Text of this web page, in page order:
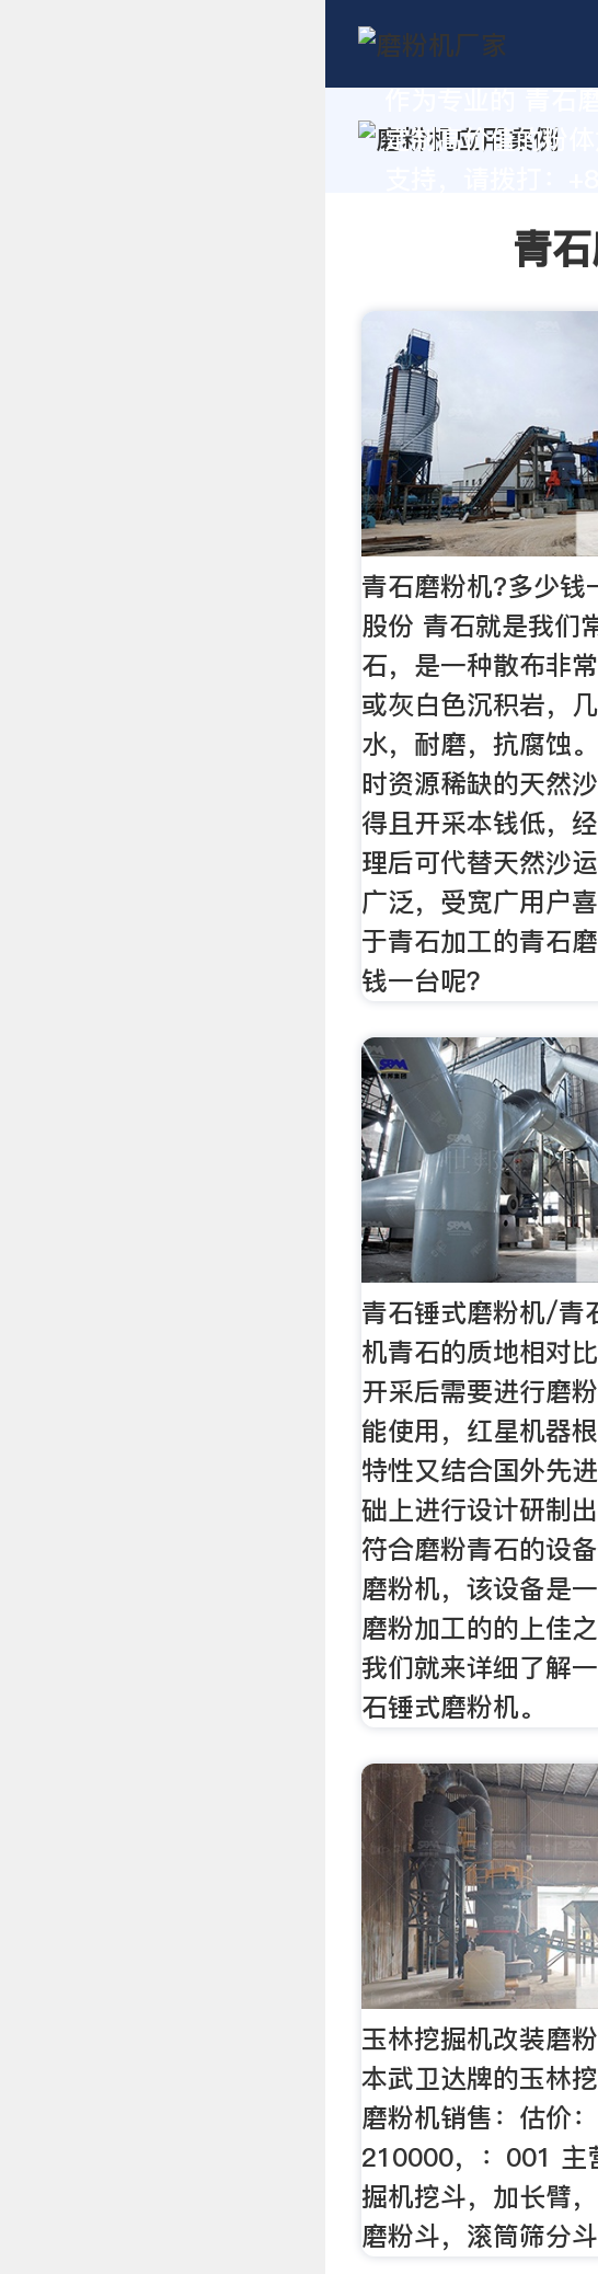
定制高价值的粉
青
青石磨粉机?多少
股份 青石就是我们
石，是一种散布非
或灰白色沉积岩，
水，耐磨，抗腐蚀
时资源稀缺的天然
得且开采本钱低，
理后可代替天然沙
广泛，受宽广用户
于青石加工的青石
钱一台呢？
青石锤式磨粉机/青
机青石的质地相对比
开采后需要进行磨
能使用，红星机器
特性又结合国外先
础上进行设计研制
符合磨粉青石的设
磨粉机，该设备是
磨粉加工的的上佳
我们就来详细了解
石锤式磨粉机。
玉林挖掘机改装磨
本武卫达牌的玉林
磨粉机销售：估价：
210000，：001 主
掘机挖斗，加长臂，
磨粉斗，滚筒筛分